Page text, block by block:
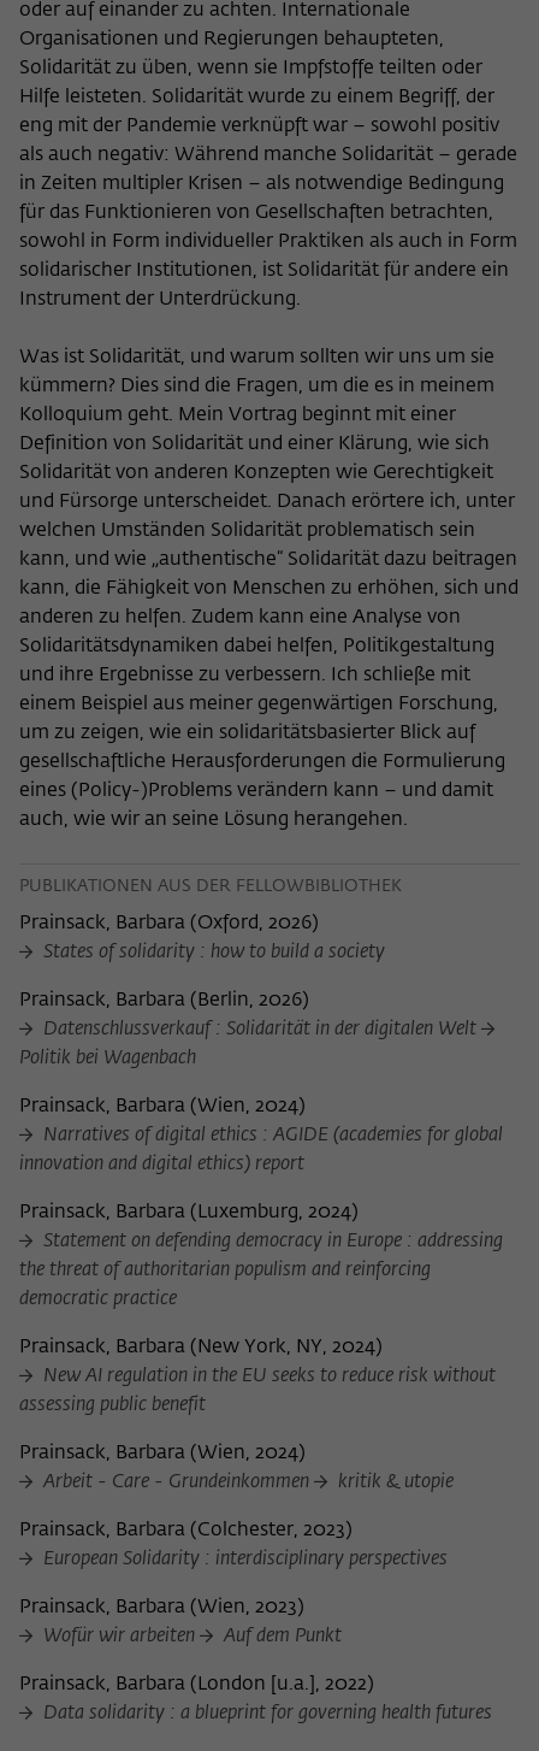
oder auf einander zu achten. Internationale
Organisationen und Regierungen behaupteten,
Solidarität zu üben, wenn sie Impfstoffe teilten oder
Hilfe leisteten. Solidarität wurde zu einem Begriff, der
eng mit der Pandemie verknüpft war – sowohl positiv
als auch negativ: Während manche Solidarität – gerade
in Zeiten multipler Krisen – als notwendige Bedingung
für das Funktionieren von Gesellschaften betrachten,
sowohl in Form individueller Praktiken als auch in Form
solidarischer Institutionen, ist Solidarität für andere ein
Instrument der Unterdrückung.
Was ist Solidarität, und warum sollten wir uns um sie
kümmern? Dies sind die Fragen, um die es in meinem
Kolloquium geht. Mein Vortrag beginnt mit einer
Definition von Solidarität und einer Klärung, wie sich
Solidarität von anderen Konzepten wie Gerechtigkeit
und Fürsorge unterscheidet. Danach erörtere ich, unter
welchen Umständen Solidarität problematisch sein
kann, und wie „authentische“ Solidarität dazu beitragen
kann, die Fähigkeit von Menschen zu erhöhen, sich und
anderen zu helfen. Zudem kann eine Analyse von
Solidaritätsdynamiken dabei helfen, Politikgestaltung
und ihre Ergebnisse zu verbessern. Ich schließe mit
einem Beispiel aus meiner gegenwärtigen Forschung,
um zu zeigen, wie ein solidaritätsbasierter Blick auf
gesellschaftliche Herausforderungen die Formulierung
eines (Policy-)Problems verändern kann – und damit
auch, wie wir an seine Lösung herangehen.
PUBLIKATIONEN AUS DER FELLOWBIBLIOTHEK
Prainsack, Barbara (Oxford, 2026)
States of solidarity : how to build a society
Prainsack, Barbara ( Berlin, 2026)
Datenschlussverkauf : Solidarität in der digitalen Welt
Politik bei Wagenbach
Prainsack, Barbara (Wien, 2024)
Narratives of digital ethics : AGIDE (academies for global
innovation and digital ethics) report
Prainsack, Barbara ( Luxemburg, 2024)
Statement on defending democracy in Europe : addressing
the threat of authoritarian populism and reinforcing
democratic practice
Prainsack, Barbara ( New York, NY, 2024)
New AI regulation in the EU seeks to reduce risk without
assessing public benefit
Prainsack, Barbara (Wien, 2024)
Arbeit - Care - Grundeinkommen
kritik & utopie
Prainsack, Barbara (Colchester, 2023)
European Solidarity : interdisciplinary perspectives
Prainsack, Barbara (Wien, 2023)
Wofür wir arbeiten
Auf dem Punkt
Prainsack, Barbara ( London [u.a.], 2022)
Data solidarity : a blueprint for governing health futures